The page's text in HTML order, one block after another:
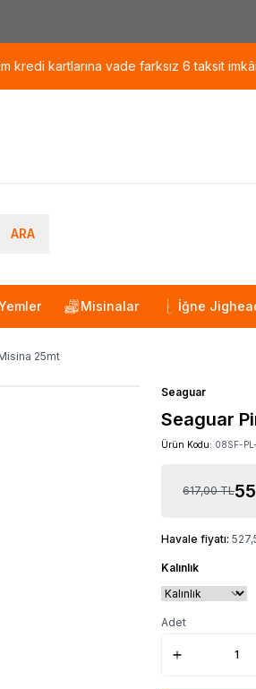
vade farksız 6 taksit imkânı!
ARA
Misinalar İğne
25mt
Seaguar
Seaguar
Ürün Kodu: 08SF-
617,00TL
Havale fiyatı:
Kalınlık
Adet